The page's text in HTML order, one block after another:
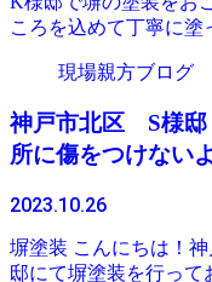
ころを込めて丁寧に
現場親方ブログ
神戸市北区 S様
所に傷をつけない
2023.10.26
塀塗装 こんにちは！
邸にて塀塗装を行っ